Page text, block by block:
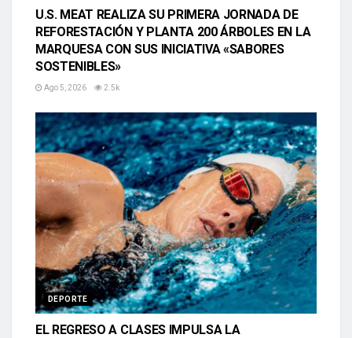
U.S. MEAT REALIZA SU PRIMERA JORNADA DE
REFORESTACIÓN Y PLANTA 200 ÁRBOLES EN LA
MARQUESA CON SUS INICIATIVA «SABORES
SOSTENIBLES»
Ago 5, 2026 2.5k
DEPORTE
EL REGRESO A CLASES IMPULSA LA